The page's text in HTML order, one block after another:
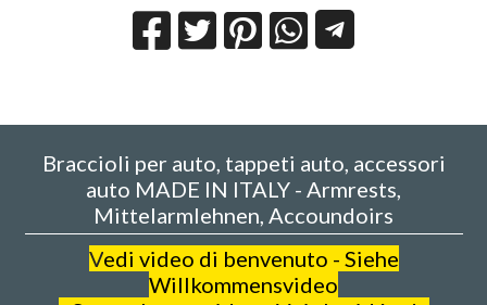
Braccioli per auto, tappeti auto, accessori
auto MADE IN ITALY - Armrests,
Mittelarmlehnen, Accoundoirs
Vedi video di benvenuto - Siehe
Willkommensvideo